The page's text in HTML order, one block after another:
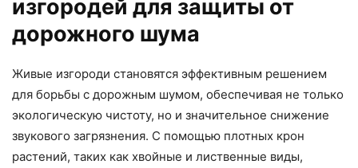
изгородей для защиты от
дорожного шума
Живые изгороди становятся эффективным решением
для борьбы с дорожным шумом, обеспечивая не только
экологическую чистоту, но и значительное снижение
звукового загрязнения. С помощью плотных крон
растений, таких как хвойные и лиственные виды,